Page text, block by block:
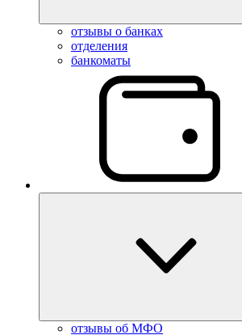
отзывы о банках
отделения
банкоматы
отзывы об МФО